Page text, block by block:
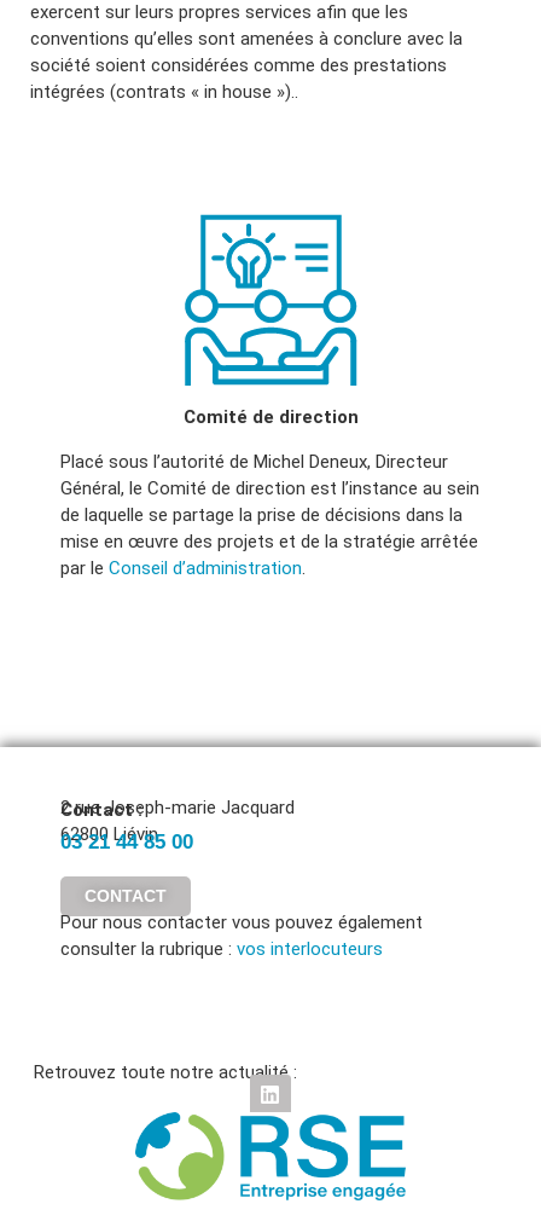
exercent sur leurs propres services afin que les
conventions qu’elles sont amenées à conclure avec la
société soient considérées comme des prestations
intégrées (contrats « in house »)..
Comité de direction
Placé sous l’autorité de Michel Deneux, Directeur
Général, le Comité de direction est l’instance au sein
de laquelle se partage la prise de décisions dans la
mise en œuvre des projets et de la stratégie arrêtée
par le Conseil d’administration.
Contact :
2 rue Joseph-marie Jacquard
62800 Liévin
03 21 44 85 00
CONTACT
Pour nous contacter vous pouvez également
consulter la rubrique : vos interlocuteurs
Retrouvez toute notre actualité :